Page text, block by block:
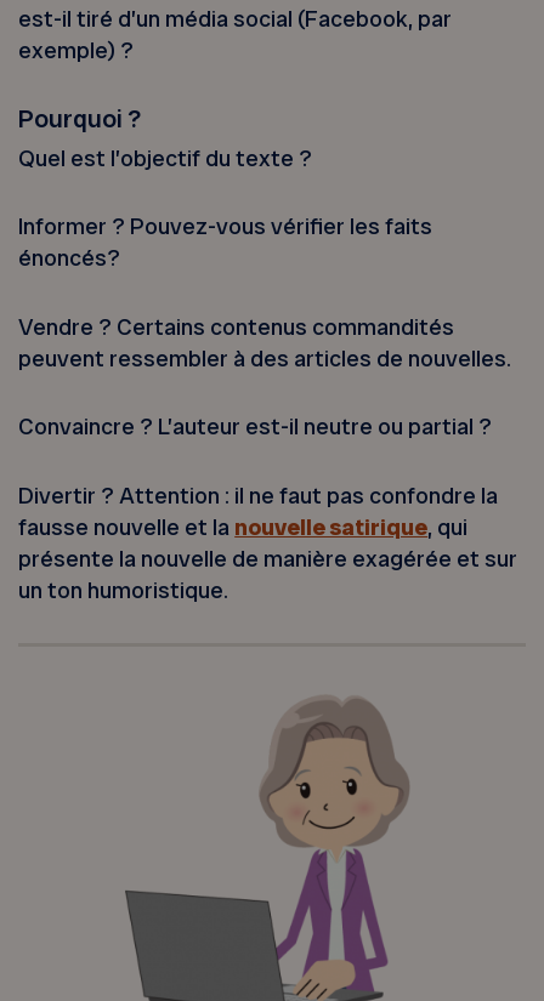
est-il tiré d’un média social (Facebook, par
exemple) ?
Pourquoi ?
Quel est l’objectif du texte ?
Informer ? Pouvez-vous vérifier les faits
énoncés?
Vendre ? Certains contenus commandités
peuvent ressembler à des articles de nouvelles.
Convaincre ? L’auteur est-il neutre ou partial ?
Divertir ? Attention : il ne faut pas confondre la
fausse nouvelle et la nouvelle satirique, qui
présente la nouvelle de manière exagérée et sur
un ton humoristique.